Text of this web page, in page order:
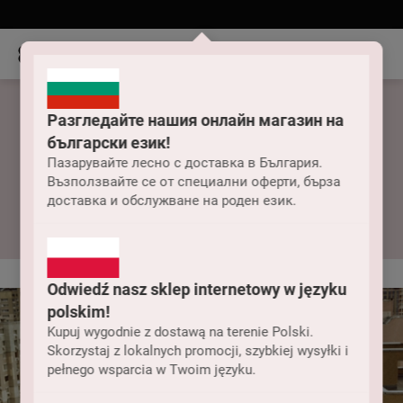
Разгледайте нашия онлайн магазин на
български език!
Пазарувайте лесно с доставка в България.
Възползвайте се от специални оферти, бърза
доставка и обслужване на роден език.
Odwiedź nasz sklep internetowy w języku
polskim!
Kupuj wygodnie z dostawą na terenie Polski.
Skorzystaj z lokalnych promocji, szybkiej wysyłki i
pełnego wsparcia w Twoim języku.
Kostiumy kąpielowe
jednoczęściowe outlet